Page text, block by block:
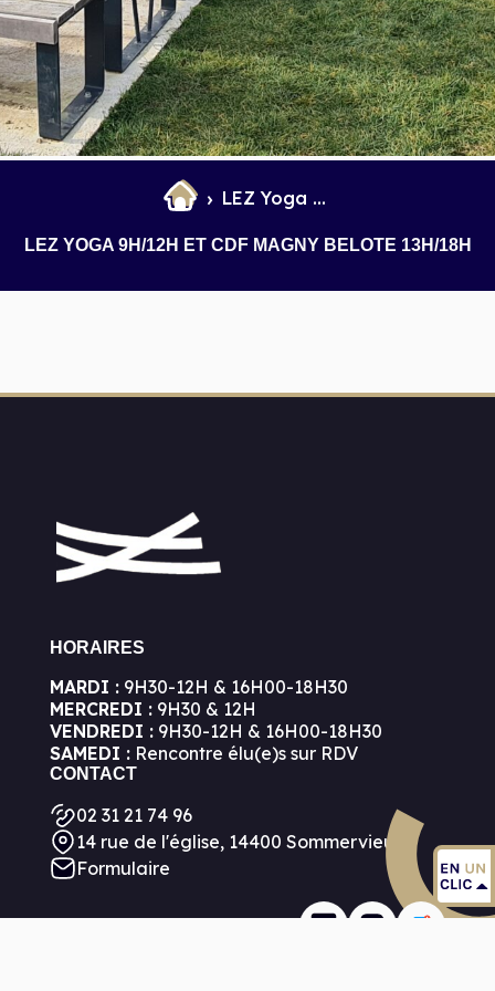
LEZ Yoga 9h/12h et CDF Magny belote 13h/18h
LEZ YOGA 9H/12H ET CDF MAGNY BELOTE 13H/18H
HORAIRES
MARDI :9H30-12H & 16H00-18H30
MERCREDI :9H30 & 12H
VENDREDI :9H30-12H & 16H00-18H30
SAMEDI :Rencontre élu(e)s sur RDV
CONTACT
02 31 21 74 96
14 rue de l'église, 14400 Sommervieu
Formulaire
Marchés
et Infantile